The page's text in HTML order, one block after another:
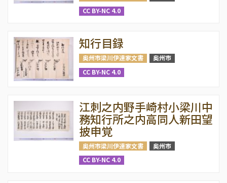
CC BY-NC 4.0
知行目録
奥州市梁川伊達家文書
奥州市
CC BY-NC 4.0
江刺之内野手崎村小梁川中
務知行所之内高同人新田望
披申覚
奥州市梁川伊達家文書
奥州市
CC BY-NC 4.0